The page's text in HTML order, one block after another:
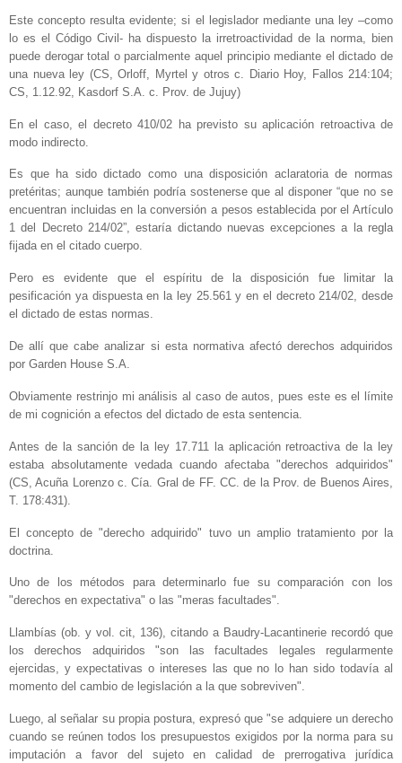
Este concepto resulta evidente; si el legislador mediante una ley –como
lo es el Código Civil- ha dispuesto la irretroactividad de la norma, bien
puede derogar total o parcialmente aquel principio mediante el dictado de
una nueva ley (CS, Orloff, Myrtel y otros c. Diario Hoy, Fallos 214:104;
CS, 1.12.92, Kasdorf S.A. c. Prov. de Jujuy)
En el caso, el decreto 410/02 ha previsto su aplicación retroactiva de
modo indirecto.
Es que ha sido dictado como una disposición aclaratoria de normas
pretéritas; aunque también podría sostenerse que al disponer “que no se
encuentran incluidas en la conversión a pesos establecida por el Artículo
1 del Decreto 214/02”, estaría dictando nuevas excepciones a la regla
fijada en el citado cuerpo.
Pero es evidente que el espíritu de la disposición fue limitar la
pesificación ya dispuesta en la ley 25.561 y en el decreto 214/02, desde
el dictado de estas normas.
De allí que cabe analizar si esta normativa afectó derechos adquiridos
por Garden House S.A.
Obviamente restrinjo mi análisis al caso de autos, pues este es el límite
de mi cognición a efectos del dictado de esta sentencia.
Antes de la sanción de la ley 17.711 la aplicación retroactiva de la ley
estaba absolutamente vedada cuando afectaba "derechos adquiridos"
(CS, Acuña Lorenzo c. Cía. Gral de FF. CC. de la Prov. de Buenos Aires,
T. 178:431).
El concepto de "derecho adquirido" tuvo un amplio tratamiento por la
doctrina.
Uno de los métodos para determinarlo fue su comparación con los
"derechos en expectativa" o las "meras facultades".
Llambías (ob. y vol. cit, 136), citando a Baudry-Lacantinerie recordó que
los derechos adquiridos "son las facultades legales regularmente
ejercidas, y expectativas o intereses las que no lo han sido todavía al
momento del cambio de legislación a la que sobreviven".
Luego, al señalar su propia postura, expresó que "se adquiere un derecho
cuando se reúnen todos los presupuestos exigidos por la norma para su
imputación a favor del sujeto en calidad de prerrogativa jurídica